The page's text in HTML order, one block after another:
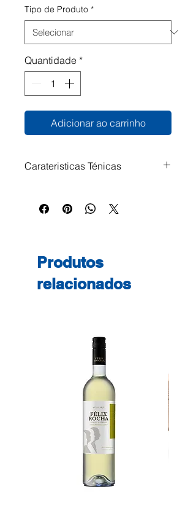
Tipo de Produto *
Quantidade *
Adicionar ao carrinho
Carateristicas Ténicas
180g 12 divisórias com índice
Produtos
relacionados